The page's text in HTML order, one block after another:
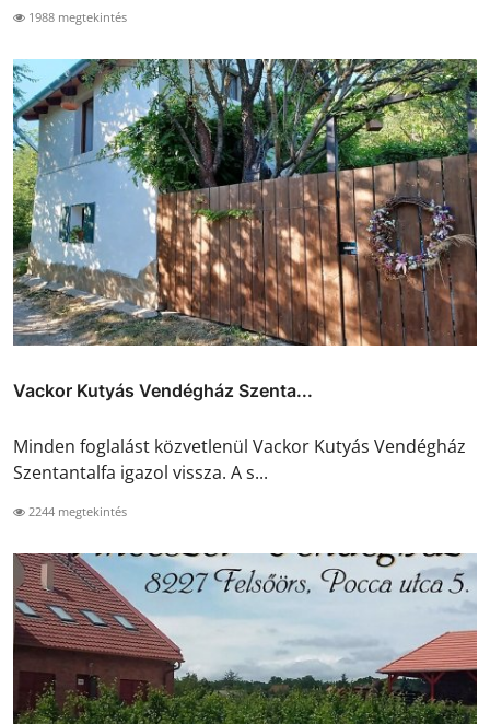
1988 megtekintés
Vackor Kutyás Vendégház Szenta...
Minden foglalást közvetlenül Vackor Kutyás Vendégház
Szentantalfa igazol vissza. A s...
2244 megtekintés